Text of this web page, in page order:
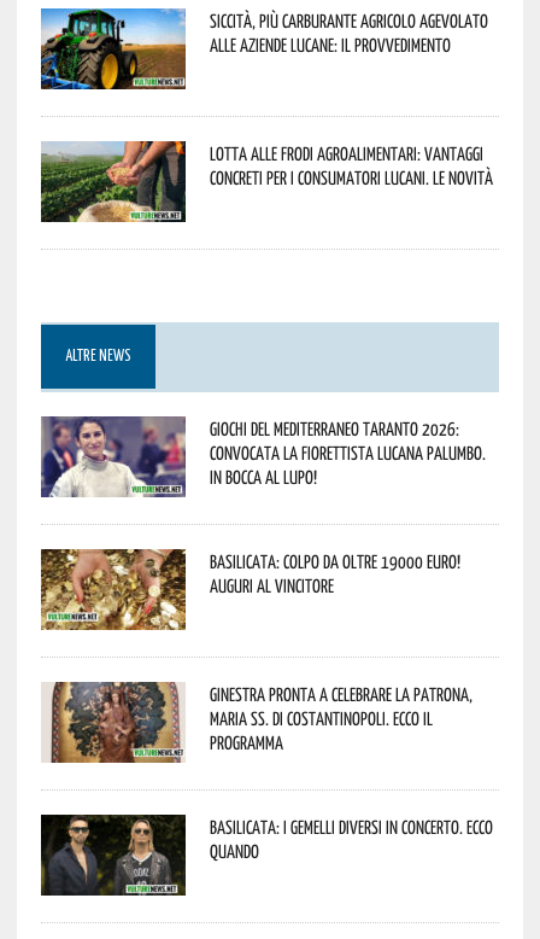
Siccità, più carburante agricolo agevolato
alle aziende lucane: il provvedimento
Lotta alle frodi agroalimentari: vantaggi
concreti per i consumatori lucani. Le novità
ALTRE NEWS
Giochi del Mediterraneo Taranto 2026:
convocata la fiorettista lucana Palumbo.
In bocca al lupo!
Basilicata: colpo da oltre 19000 Euro!
Auguri al vincitore
Ginestra pronta a celebrare la Patrona,
Maria SS. di Costantinopoli. Ecco il
programma
Basilicata: i Gemelli DiVersi in concerto. Ecco
quando